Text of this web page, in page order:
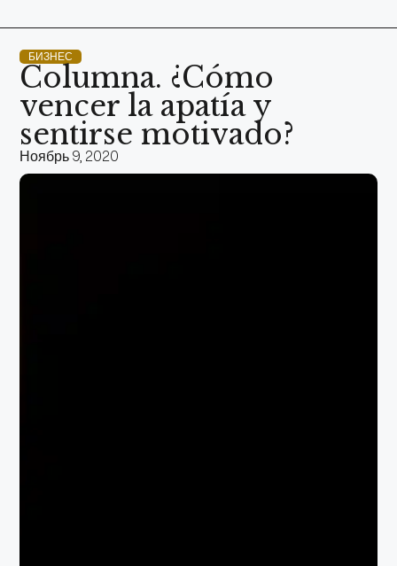
БИЗНЕС
Columna. ¿Cómo
vencer la apatía y
sentirse motivado?
Ноябрь 9, 2020